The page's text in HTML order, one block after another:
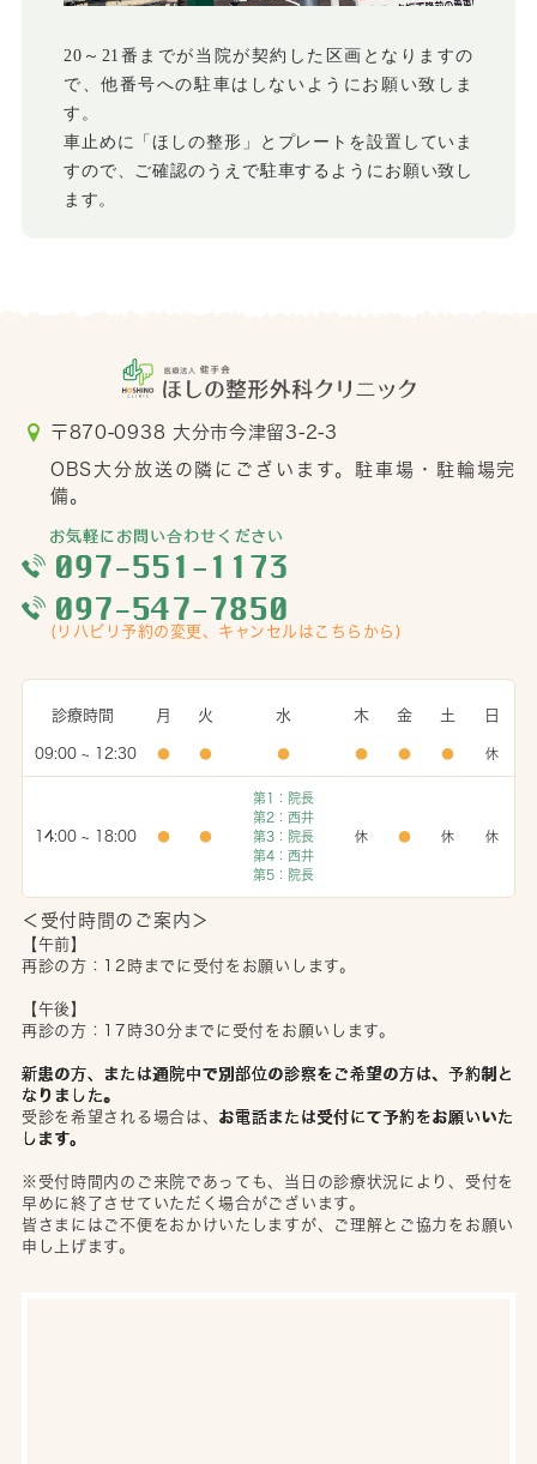
20～21番までが当院が契約した区画となりますの
で、他番号への駐車はしないようにお願い致しま
す。
車止めに「ほしの整形」とプレートを設置していま
すので、ご確認のうえで駐車するようにお願い致し
ます。
〒870-0938 大分市今津留3-2-3
OBS大分放送の隣にございます。駐車場・駐輪場完
備。
(リハビリ予約の変更、キャンセルはこちらから)
診療時間 月 火 水 木 金 土 日
09:00 ~ 12:30 ● ● ● ● ● ● 休
14:00 ~ 18:00 ● ●
第1：院長
第2：西井
第3：院長
第4：西井
第5：院長
休 ● 休 休
＜受付時間のご案内＞
【午前】
再診の方：12時までに受付をお願いします。
【午後】
再診の方：17時30分までに受付をお願いします。
新患の方、または通院中で別部位の診察をご希望の方は、予約制と
なりました。
受診を希望される場合は、 お電話または受付にて予約をお願いいた
します。
※受付時間内のご来院であっても、当日の診療状況により、受付を
早めに終了させていただく場合がございます。
皆さまにはご不便をおかけいたしますが、ご理解とご協力をお願い
申し上げます。